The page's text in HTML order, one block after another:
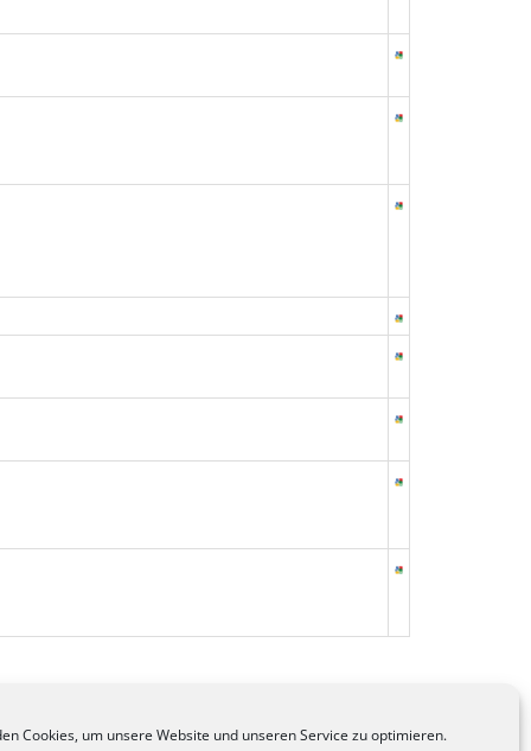
Cookies, um unsere Website und unseren Service zu optimieren.